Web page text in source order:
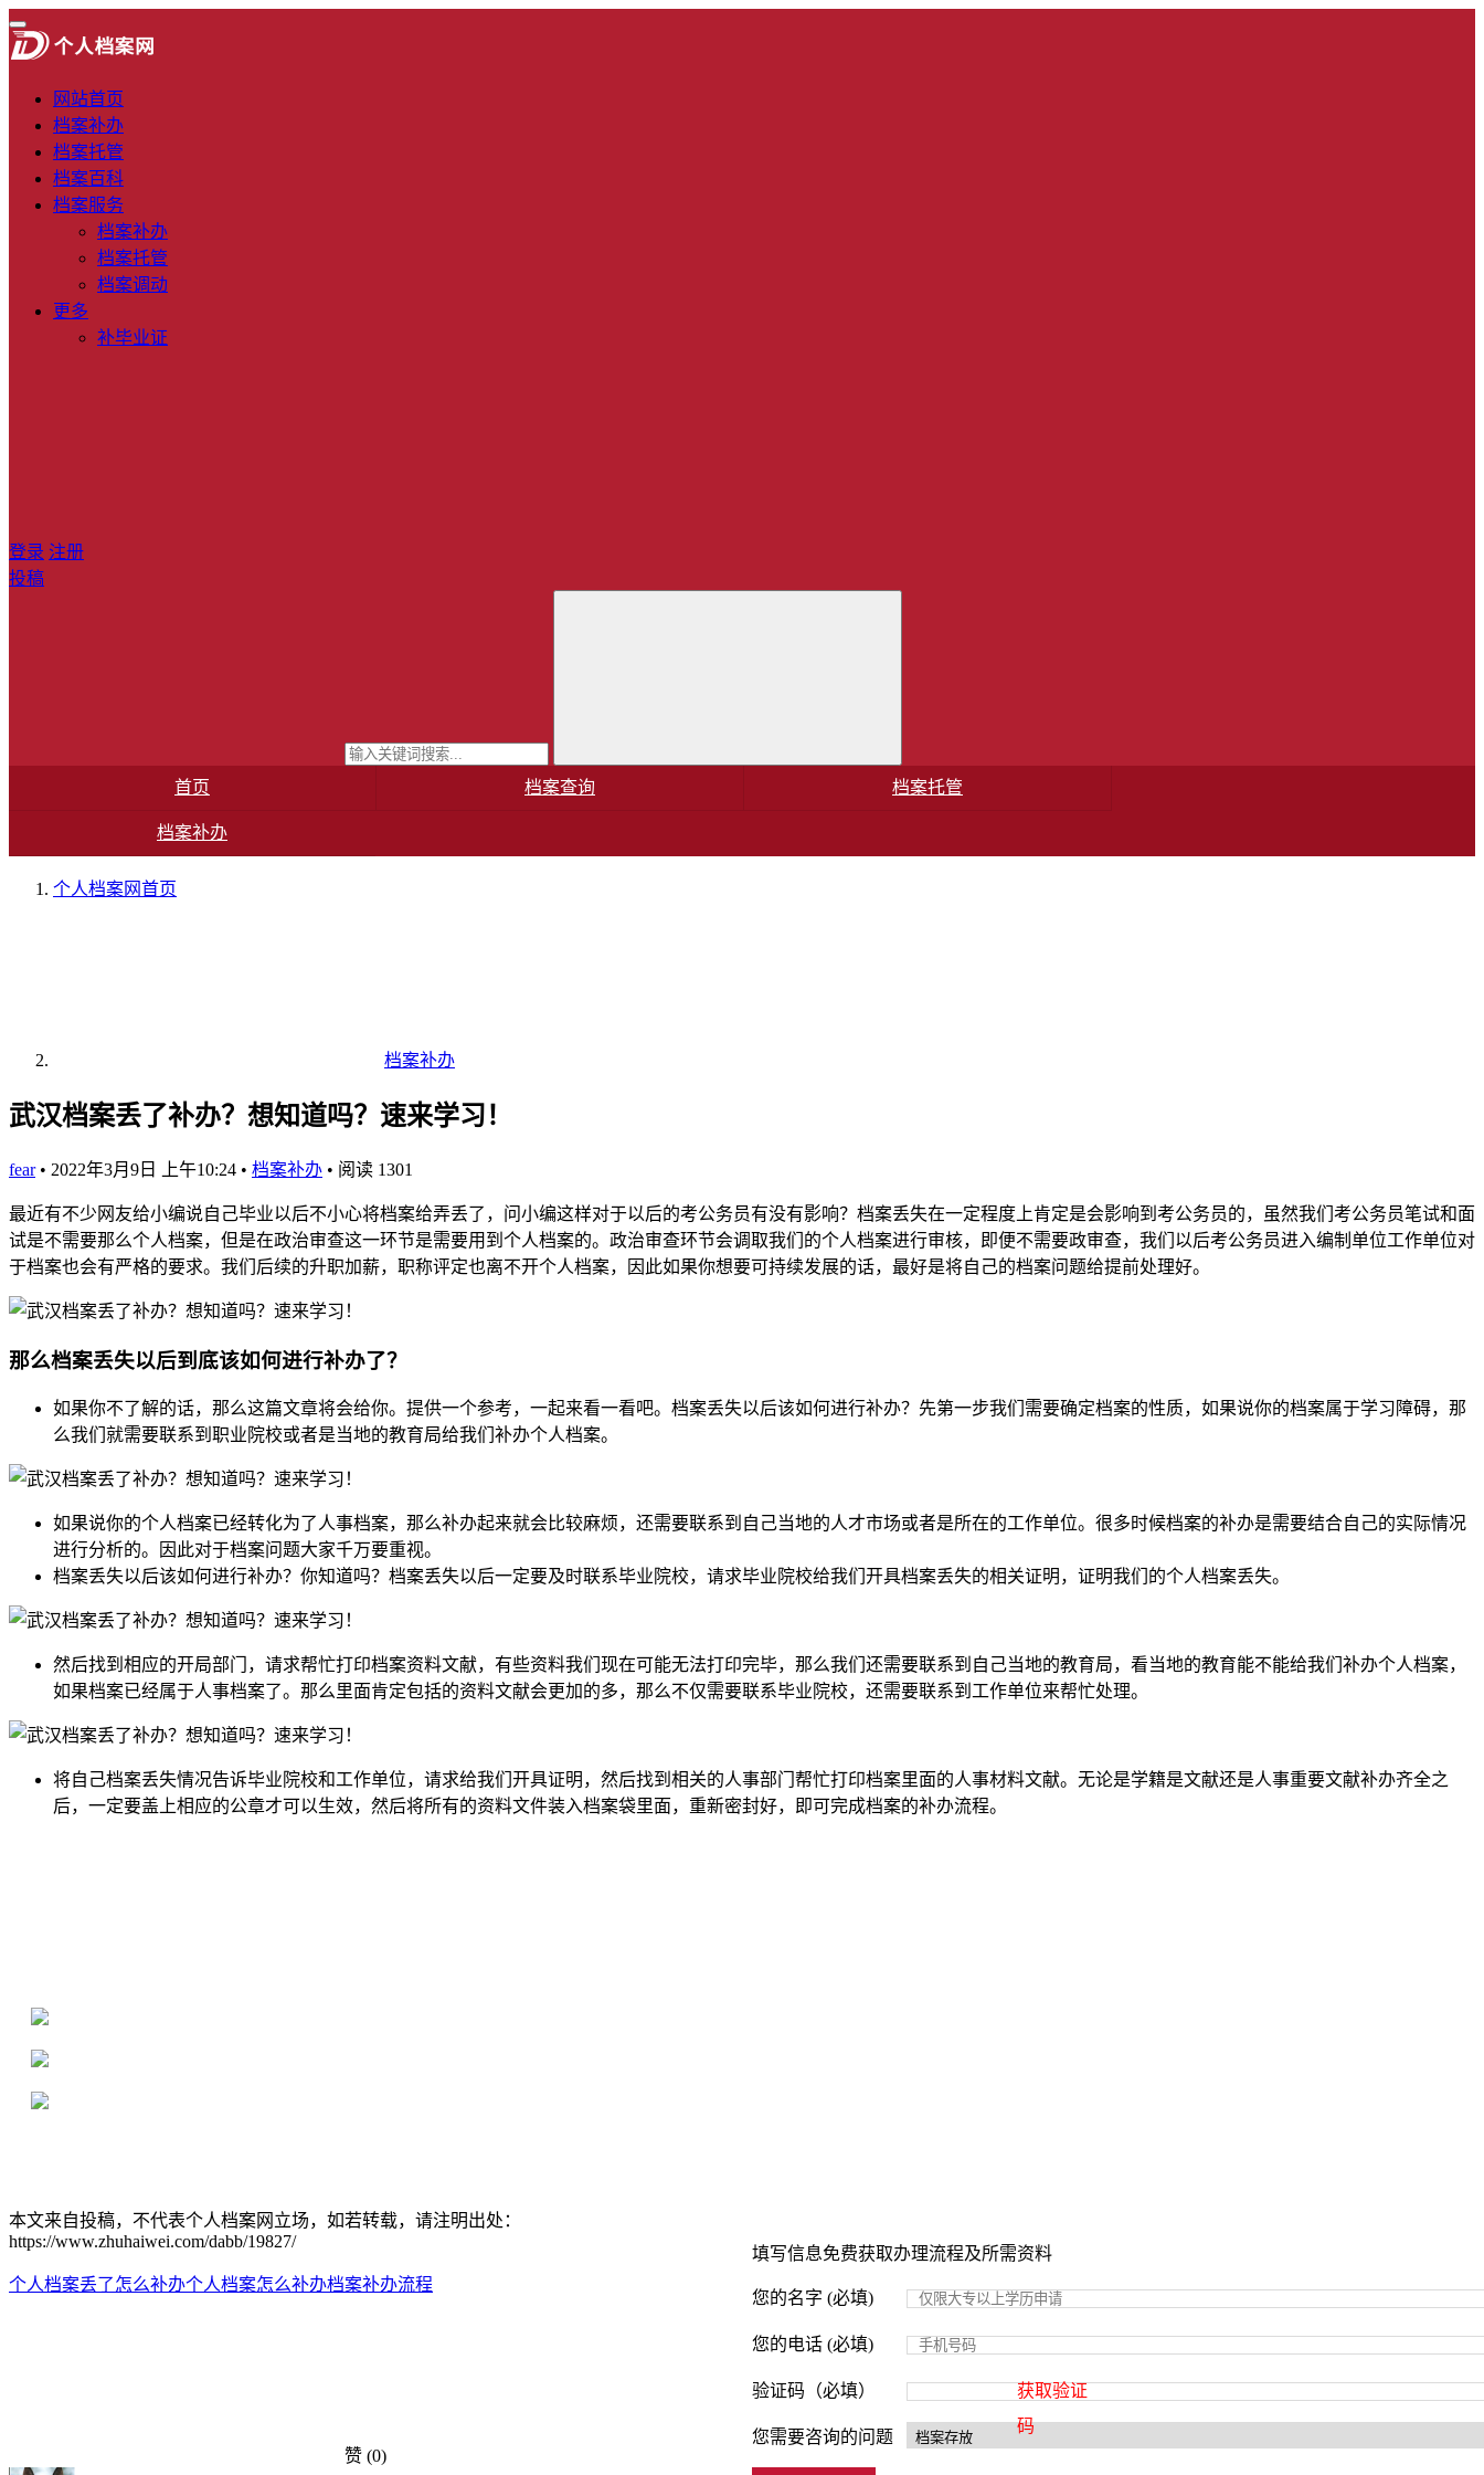
网站首页
档案补办
档案托管
档案百科
档案服务
档案补办
档案托管
档案调动
更多
补毕业证
登录 注册
投稿
首页 档案查询 档案托管
档案补办
个人档案网首页
档案补办
武汉档案丢了补办？想知道吗？速来学习！
fear • 2022年3月9日 上午10:24 • 档案补办 • 阅读 1301
最近有不少网友给小编说自己毕业以后不小心将档案给弄丢了，问小编这样对于以后的考公务员有没有影响？档案丢失在一定程度上肯定是会影响到考公务员的，虽然我们考公务员笔试和面
试是不需要那么个人档案，但是在政治审查这一环节是需要用到个人档案的。政治审查环节会调取我们的个人档案进行审核，即便不需要政审查，我们以后考公务员进入编制单位工作单位对
于档案也会有严格的要求。我们后续的升职加薪，职称评定也离不开个人档案，因此如果你想要可持续发展的话，最好是将自己的档案问题给提前处理好。
那么档案丢失以后到底该如何进行补办了？
如果你不了解的话，那么这篇文章将会给你。提供一个参考，一起来看一看吧。档案丢失以后该如何进行补办？先第一步我们需要确定档案的性质，如果说你的档案属于学习障碍，那
么我们就需要联系到职业院校或者是当地的教育局给我们补办个人档案。
如果说你的个人档案已经转化为了人事档案，那么补办起来就会比较麻烦，还需要联系到自己当地的人才市场或者是所在的工作单位。很多时候档案的补办是需要结合自己的实际情况
进行分析的。因此对于档案问题大家千万要重视。
档案丢失以后该如何进行补办？你知道吗？档案丢失以后一定要及时联系毕业院校，请求毕业院校给我们开具档案丢失的相关证明，证明我们的个人档案丢失。
然后找到相应的开局部门，请求帮忙打印档案资料文献，有些资料我们现在可能无法打印完毕，那么我们还需要联系到自己当地的教育局，看当地的教育能不能给我们补办个人档案，
如果档案已经属于人事档案了。那么里面肯定包括的资料文献会更加的多，那么不仅需要联系毕业院校，还需要联系到工作单位来帮忙处理。
将自己档案丢失情况告诉毕业院校和工作单位，请求给我们开具证明，然后找到相关的人事部门帮忙打印档案里面的人事材料文献。无论是学籍是文献还是人事重要文献补办齐全之
后，一定要盖上相应的公章才可以生效，然后将所有的资料文件装入档案袋里面，重新密封好，即可完成档案的补办流程。
填写信息免费获取办理流程及所需资料
您的名字 (必填)
您的电话 (必填)
验证码（必填）
获取验证
码
您需要咨询的问题
本文来自投稿，不代表个人档案网立场，如若转载，请注明出处：
https://www.zhuhaiwei.com/dabb/19827/
个人档案丢了怎么补办个人档案怎么补办档案补办流程
赞 (0)